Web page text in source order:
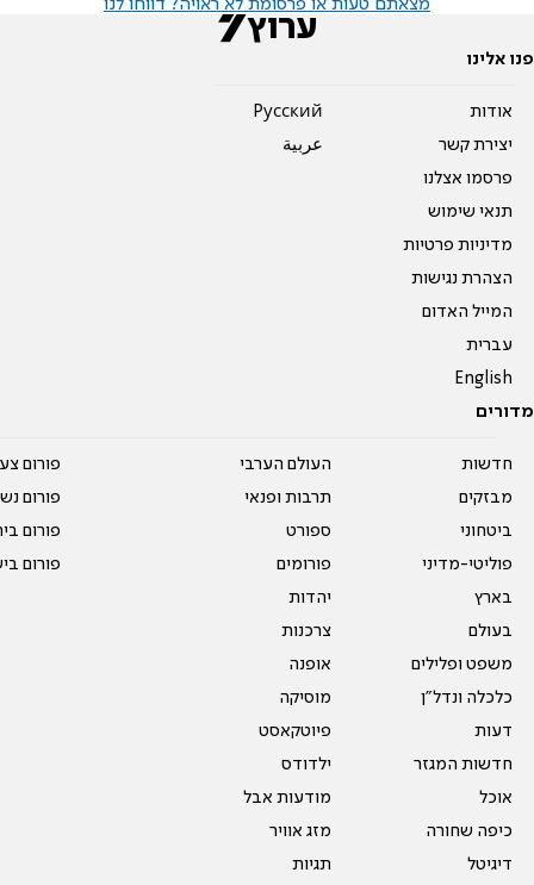
מצאתם טעות או פרסומת לא ראויה? דווחו לנו
פנו אלינו
אודות
יצירת קשר
פרסמו אצלנו
תנאי שימוש
מדיניות פרטיות
הצהרת נגישות
המייל האדום
עברית
English
Pусский
عربية
מדורים
חדשות
מבזקים
ביטחוני
פוליטי-מדיני
בארץ
בעולם
משפט ופלילים
כלכלה ונדל"ן
דעות
חדשות המגזר
אוכל
כיפה שחורה
דיגיטל
העולם הערבי
תרבות ופנאי
ספורט
פורומים
יהדות
צרכנות
אופנה
מוסיקה
פיוטקאסט
ילדודס
מודעות אבל
מזג אוויר
תגיות
פורום
פורום
פורום
פורום